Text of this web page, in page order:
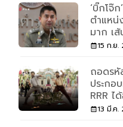
‘บิ๊กโจ๊
ตำแห
มาก เ
15 ก.ย.
ถอดรหั
ประกอ
RRR
13 มี.ค.